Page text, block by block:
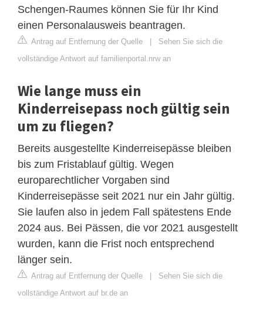
Schengen-Raumes können Sie für Ihr Kind
einen Personalausweis beantragen.
Antrag auf Entfernung der Quelle | Sehen Sie sich die
vollständige Antwort auf familienportal.nrw an
Wie lange muss ein
Kinderreisepass noch gültig sein
um zu fliegen?
Bereits ausgestellte Kinderreisepässe bleiben
bis zum Fristablauf gültig. Wegen
europarechtlicher Vorgaben sind
Kinderreisepässe seit 2021 nur ein Jahr gültig.
Sie laufen also in jedem Fall spätestens Ende
2024 aus. Bei Pässen, die vor 2021 ausgestellt
wurden, kann die Frist noch entsprechend
länger sein.
Antrag auf Entfernung der Quelle | Sehen Sie sich die
vollständige Antwort auf br.de an